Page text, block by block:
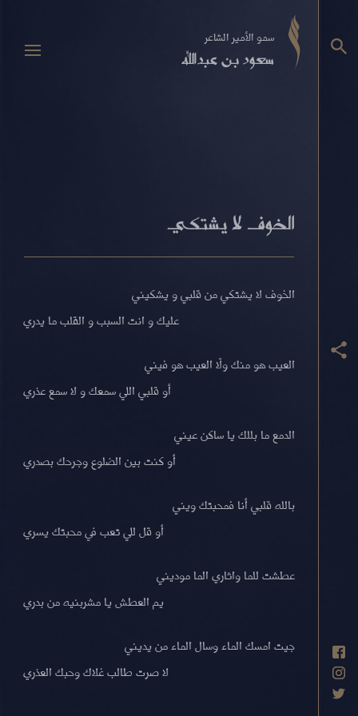
سمو الأمير الشاعر
سعود بن عبدالله
الخوف لا يشتكي
الخوف لا يشتكي من قلبي و يشكيني
عليك و انت السبب و القلب ما يدري
العيب هو منك ولّا العيب هو فيني
أو قلبي اللي سمعك و لا سمع عذري
الدمع ما بللك يا ساكن عيني
أو كنت بين الضلوع وجرحك بصدري
بالله قلبي أنا فمحبتك ويني
أو قل للي تعب في محبتك يسري
عطشت للما واثاري الما موديني
يم العطش يا مشربنيه من بدري
جيت امسك الماء وسال الماء من يديني
لا صرت طالب غلاك وحبك العذري